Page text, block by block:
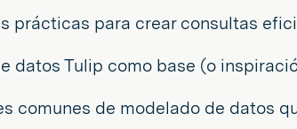
prácticas para crear consultas
datos Tulip como base (o
comunes de modelado de datos